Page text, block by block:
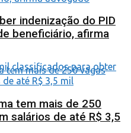
indenização do PID
beneficiário, afirma
tem mais de 250
salários de até R$ 3,5